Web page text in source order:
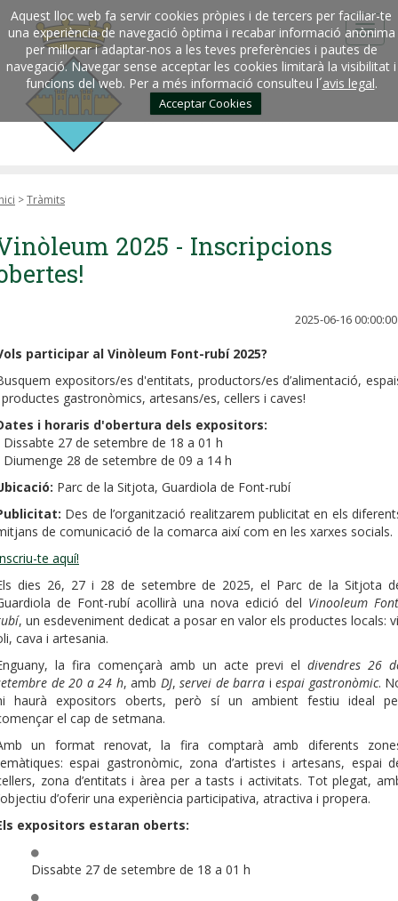
Aquest lloc web fa servir cookies pròpies i de tercers per faciliar-te
una experiència de navegació òptima i recabar informació anònima
per millorar i adaptar-nos a les teves preferències i pautes de
navegació. Navegar sense acceptar les cookies limitarà la visibilitat i
funcions del web. Per a més informació consulteu l´avis legal.
Acceptar Cookies
>Tràmits
2025 - Inscripcions
2025-06-16 00:00:00
participar al Vinòleum Font-rubí 2025?
expositors/es d'entitats, productors/es d’alimentació,
gastronòmics, artesans/es, cellers i caves!
i horaris d'obertura dels expositors:
Dissabte 27 de setembre de 18 a 01 h
Diumenge 28 de setembre de 09 a 14 h
Parc de la Sitjota, Guardiola de Font-rubí
Des de l’organització realitzarem publicitat en els
de comunicació de la comarca així com en les xarxes socials.
te aquí!
dies 26, 27 i 28 de setembre de 2025, el Parc de la Sitjota
de Font-rubí acollirà una nova edició del Vinooleum
, un esdeveniment dedicat a posar en valor els productes locals:
cava i artesania.
la fira començarà amb un acte previ el divendres 26
de 20 a 24 h, amb DJ, servei de barra i espai gastronòmic.
haurà expositors oberts, però sí un ambient festiu ideal
el cap de setmana.
un format renovat, la fira comptarà amb diferents
espai gastronòmic, zona d’artistes i artesans, espai
zona d’entitats i àrea per a tasts i activitats. Tot plegat,
d’oferir una experiència participativa, atractiva i propera.
expositors estaran oberts:
Dissabte 27 de setembre de 18 a 01 h